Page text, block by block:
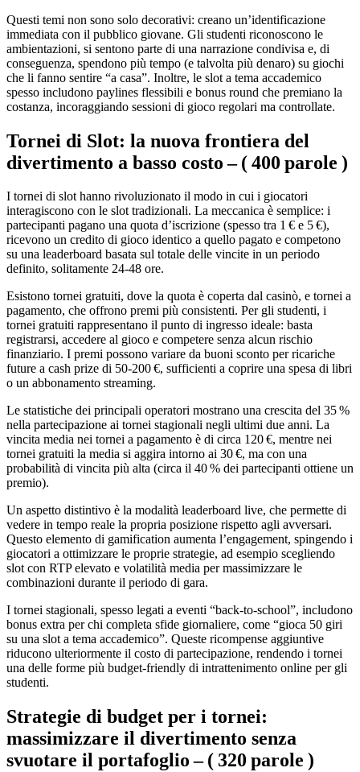
Questi temi non sono solo decorativi: creano un’identificazione
immediata con il pubblico giovane. Gli studenti riconoscono le
ambientazioni, si sentono parte di una narrazione condivisa e, di
conseguenza, spendono più tempo (e talvolta più denaro) su giochi
che li fanno sentire “a casa”. Inoltre, le slot a tema accademico
spesso includono paylines flessibili e bonus round che premiano la
costanza, incoraggiando sessioni di gioco regolari ma controllate.
Tornei di Slot: la nuova frontiera del
divertimento a basso costo – ( 400 parole )
I tornei di slot hanno rivoluzionato il modo in cui i giocatori
interagiscono con le slot tradizionali. La meccanica è semplice: i
partecipanti pagano una quota d’iscrizione (spesso tra 1 € e 5 €),
ricevono un credito di gioco identico a quello pagato e competono
su una leaderboard basata sul totale delle vincite in un periodo
definito, solitamente 24‑48 ore.
Esistono tornei gratuiti, dove la quota è coperta dal casinò, e tornei a
pagamento, che offrono premi più consistenti. Per gli studenti, i
tornei gratuiti rappresentano il punto di ingresso ideale: basta
registrarsi, accedere al gioco e competere senza alcun rischio
finanziario. I premi possono variare da buoni sconto per ricariche
future a cash prize di 50‑200 €, sufficienti a coprire una spesa di libri
o un abbonamento streaming.
Le statistiche dei principali operatori mostrano una crescita del 35 %
nella partecipazione ai tornei stagionali negli ultimi due anni. La
vincita media nei tornei a pagamento è di circa 120 €, mentre nei
tornei gratuiti la media si aggira intorno ai 30 €, ma con una
probabilità di vincita più alta (circa il 40 % dei partecipanti ottiene un
premio).
Un aspetto distintivo è la modalità leaderboard live, che permette di
vedere in tempo reale la propria posizione rispetto agli avversari.
Questo elemento di gamification aumenta l’engagement, spingendo i
giocatori a ottimizzare le proprie strategie, ad esempio scegliendo
slot con RTP elevato e volatilità media per massimizzare le
combinazioni durante il periodo di gara.
I tornei stagionali, spesso legati a eventi “back‑to‑school”, includono
bonus extra per chi completa sfide giornaliere, come “gioca 50 giri
su una slot a tema accademico”. Queste ricompense aggiuntive
riducono ulteriormente il costo di partecipazione, rendendo i tornei
una delle forme più budget‑friendly di intrattenimento online per gli
studenti.
Strategie di budget per i tornei:
massimizzare il divertimento senza
svuotare il portafoglio – ( 320 parole )